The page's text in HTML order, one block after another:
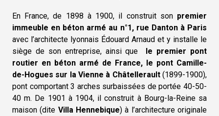
En France, de 1898 à 1900, il construit son premier
immeuble en béton armé au n°1, rue Danton à Paris
avec l’architecte lyonnais Édouard Arnaud et y installe le
siège de son entreprise, ainsi que le premier pont
routier en béton armé de France, le pont Camille-
de-Hogues sur la Vienne à Châtellerault (1899-1900),
pont comportant 3 arches surbaissées de portée 40-50-
40 m. De 1901 à 1904, il construit à Bourg-la-Reine sa
maison (dite Villa Hennebique) à l’architecture originale